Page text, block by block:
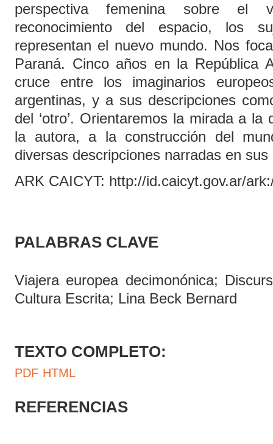
perspectiva femenina sobre el
reconocimiento del espacio, los
representan el nuevo mundo. Nos
Paraná. Cinco años en la República
cruce entre los imaginarios
argentinas, y a sus descripciones
del ‘otro’. Orientaremos la mirada a
la autora, a la construcción del
diversas descripciones narradas en
ARK CAICYT: http://id.caicyt.gov.ar/
PALABRAS CLAVE
Viajera europea decimonónica;
Cultura Escrita; Lina Beck Bernard
TEXTO COMPLETO:
PDF HTML
REFERENCIAS